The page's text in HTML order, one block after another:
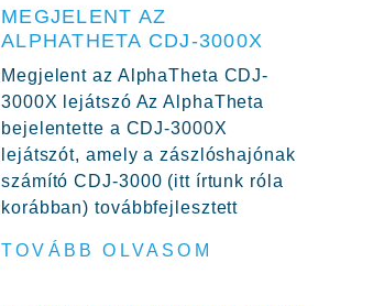
MEGJELENT AZ
ALPHATHETA CDJ-3000X
Megjelent az AlphaTheta CDJ-
3000X lejátszó Az AlphaTheta
bejelentette a CDJ-3000X
lejátszót, amely a zászlóshajónak
számító CDJ-3000 (itt írtunk róla
korábban) továbbfejlesztett
TOVÁBB OLVASOM